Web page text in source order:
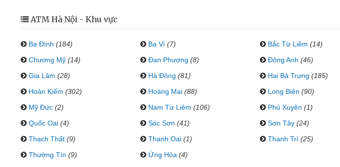
ATM Hà Nội - Khu vực
Ba Đình (184) Ba Vì (7) Bắc Từ Liêm (14)
Chương Mỹ (14) Đan Phượng (8) Đông Anh (46)
Gia Lâm (28) Hà Đông (81) Hai Bà Trưng (185)
Hoàn Kiếm (302) Hoàng Mai (88) Long Biên (90)
Mỹ Đức (2) Nam Từ Liêm (106) Phú Xuyên (1)
Quốc Oai (4) Sóc Sơn (41) Sơn Tây (24)
Thạch Thất (9) Thanh Oai (1) Thanh Trì (25)
Thường Tín (9) Ứng Hòa (4)